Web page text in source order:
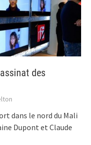
des
dans le nord du Mali
Dupont et Claude